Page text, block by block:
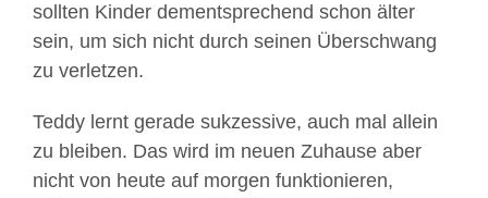
sollten Kinder dementsprechend schon älter
sein, um sich nicht durch seinen Überschwang
zu verletzen.
Teddy lernt gerade sukzessive, auch mal allein
zu bleiben. Das wird im neuen Zuhause aber
nicht von heute auf morgen funktionieren,